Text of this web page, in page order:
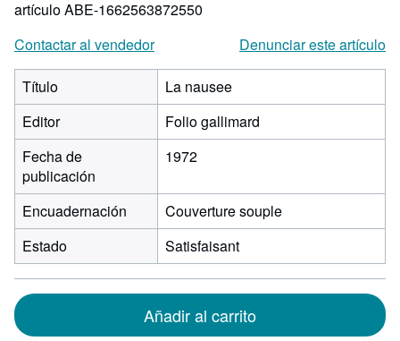
artículo ABE-1662563872550
Contactar al vendedor
Denunciar este artículo
Título
La nausee
Editor
Folio gallimard
Fecha de
publicación
1972
Encuadernación
Couverture souple
Estado
Satisfaisant
Añadir al carrito